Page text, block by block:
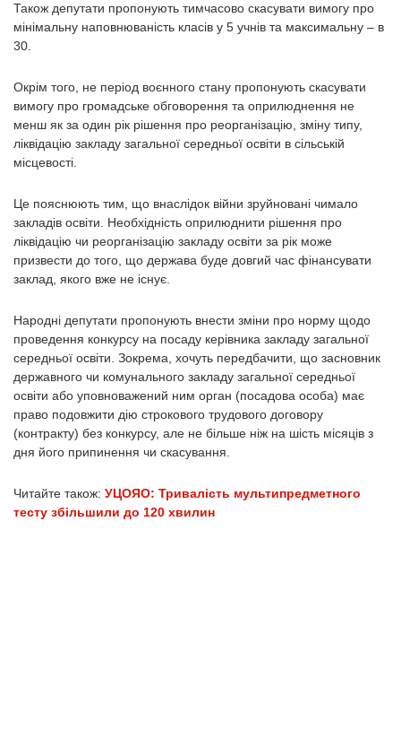
Також депутати пропонують тимчасово скасувати вимогу про
мінімальну наповнюваність класів у 5 учнів та максимальну – в
30.
Окрім того, не період воєнного стану пропонують скасувати
вимогу про громадське обговорення та оприлюднення не
менш як за один рік рішення про реорганізацію, зміну типу,
ліквідацію закладу загальної середньої освіти в сільській
місцевості.
Це пояснюють тим, що внаслідок війни зруйновані чимало
закладів освіти. Необхідність оприлюднити рішення про
ліквідацію чи реорганізацію закладу освіти за рік може
призвести до того, що держава буде довгий час фінансувати
заклад, якого вже не існує.
Народні депутати пропонують внести зміни про норму щодо
проведення конкурсу на посаду керівника закладу загальної
середньої освіти. Зокрема, хочуть передбачити, що засновник
державного чи комунального закладу загальної середньої
освіти або уповноважений ним орган (посадова особа) має
право подовжити дію строкового трудового договору
(контракту) без конкурсу, але не більше ніж на шість місяців з
дня його припинення чи скасування.
Читайте також: УЦОЯО: Тривалість мультипредметного
тесту збільшили до 120 хвилин